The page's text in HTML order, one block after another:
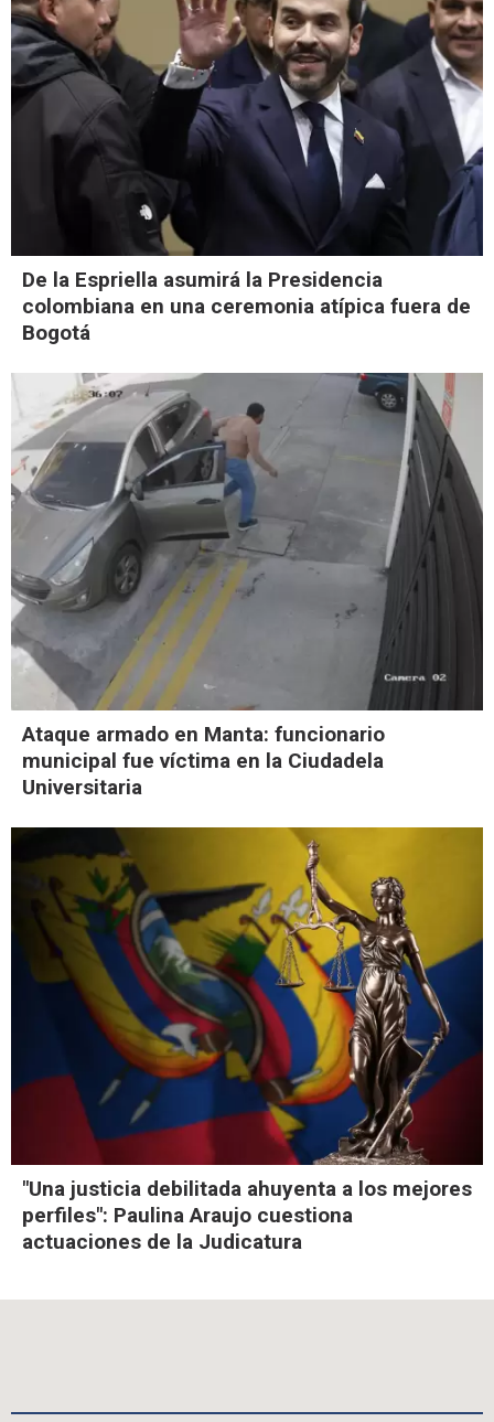
De la Espriella asumirá la Presidencia
colombiana en una ceremonia atípica fuera de
Bogotá
Ataque armado en Manta: funcionario
municipal fue víctima en la Ciudadela
Universitaria
"Una justicia debilitada ahuyenta a los mejores
perfiles": Paulina Araujo cuestiona
actuaciones de la Judicatura